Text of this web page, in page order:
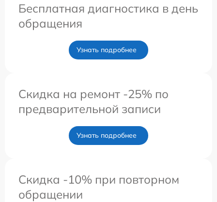
Бесплатная диагностика в день
обращения
Узнать подробнее
Скидка на ремонт -25% по
предварительной записи
Узнать подробнее
Скидка -10% при повторном
обращении